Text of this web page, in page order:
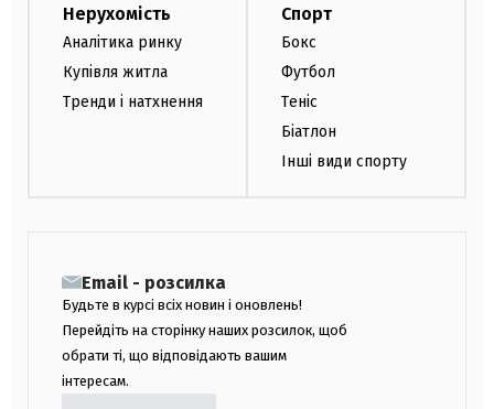
Нерухомість
Аналітика ринку
Купівля житла
Тренди і натхнення
Спорт
Бокс
Футбол
Теніс
Біатлон
Інші види спорту
Email - розсилка
Будьте в курсі всіх новин і оновлень!
Перейдіть на сторінку наших розсилок, щоб
обрати ті, що відповідають вашим
інтересам.